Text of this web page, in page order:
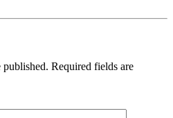
published. Required fields are